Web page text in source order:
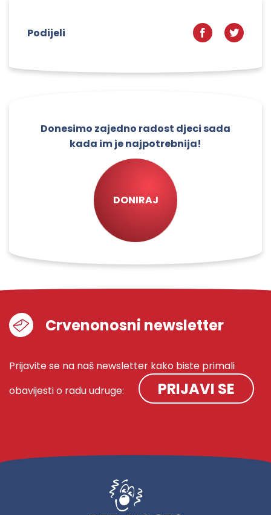
Podijeli
Donesimo zajedno radost djeci sada
kada im je najpotrebnija!
DONIRAJ
Crvenonosni newsletter
Prijavite se na naš newsletter kako biste primali
obavijesti o radu udruge:
PRIJAVI SE